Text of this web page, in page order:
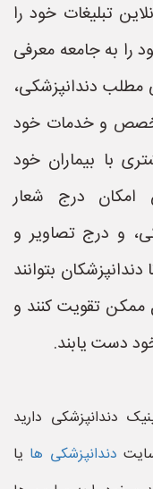
تبلیغات خود را
را به جامعه معرفی
مطلب دندانپزشکی،
تخصص و خدمات خود
با بیماران خود
امکان درج شعار
و درج تصاویر و
بتوانند
ممکن تقویت کنند و
دست یابند.
دندانپزشکی دارید
دندانپزشکی ها یا